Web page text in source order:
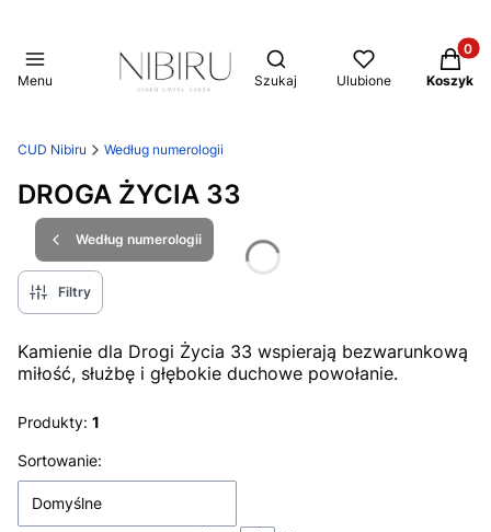
Menu
Otwórz wyszukiwarkę
Szukaj Ulubione Koszyk
CUD Nibiru Według numerologii
DROGA ŻYCIA 33
Według numerologii
Filtry
Kamienie dla Drogi Życia 33 wspierają bezwarunkową
miłość, służbę i głębokie duchowe powołanie.
Produkty: 1
Lista produktów
Sortowanie:
Domyślne